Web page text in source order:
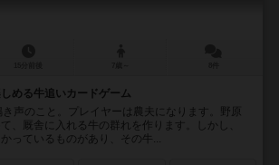
める牛追いカードゲーム
声のこと。プレイヤーは農夫になります。野原
、厩舎に入れる牛の群れを作ります。しかし、
っているものがあり、その牛...